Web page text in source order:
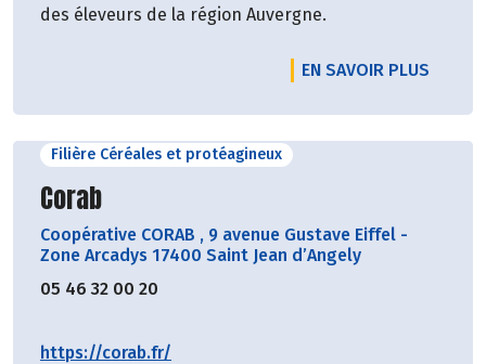
des éleveurs de la région Auvergne.
EN SAVOIR PLUS
Filière Céréales et protéagineux
Découvrir le producteur
Corab
Coopérative CORAB , 9 avenue Gustave Eiffel -
Zone Arcadys 17400 Saint Jean d’Angely
05 46 32 00 20
https://corab.fr/